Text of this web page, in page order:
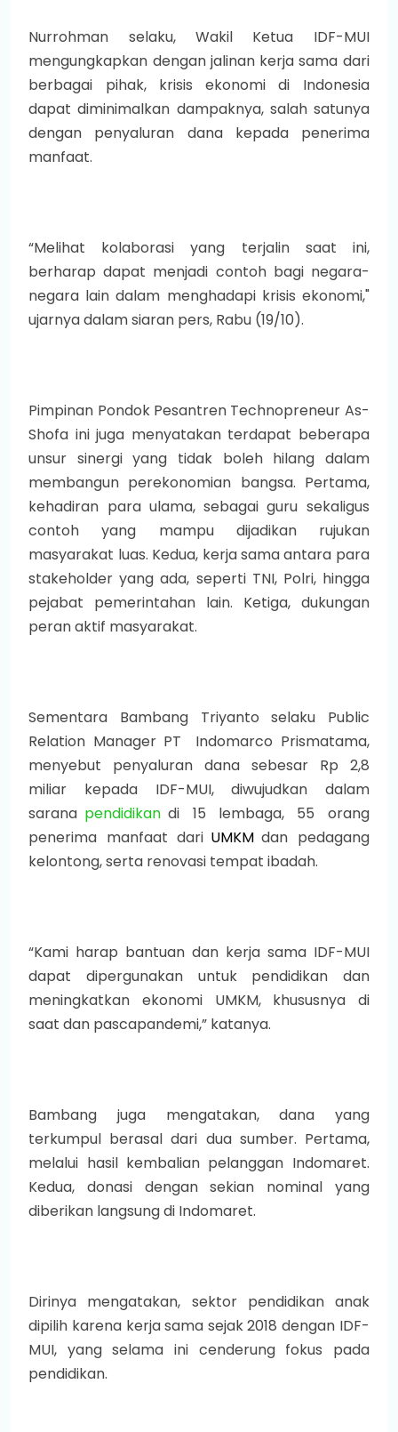
Nurrohman selaku, Wakil Ketua IDF-MUI
mengungkapkan dengan jalinan kerja sama dari
berbagai pihak, krisis ekonomi di Indonesia
dapat diminimalkan dampaknya, salah satunya
dengan penyaluran dana kepada penerima
manfaat.
“Melihat kolaborasi yang terjalin saat ini,
berharap dapat menjadi contoh bagi negara-
negara lain dalam menghadapi krisis ekonomi,"
ujarnya dalam siaran pers, Rabu (19/10).
Pimpinan Pondok Pesantren Technopreneur As-
Shofa ini juga menyatakan terdapat beberapa
unsur sinergi yang tidak boleh hilang dalam
membangun perekonomian bangsa. Pertama,
kehadiran para ulama, sebagai guru sekaligus
contoh yang mampu dijadikan rujukan
masyarakat luas. Kedua, kerja sama antara para
stakeholder yang ada, seperti TNI, Polri, hingga
pejabat pemerintahan lain. Ketiga, dukungan
peran aktif masyarakat.
Sementara Bambang Triyanto selaku Public
Relation Manager PT Indomarco Prismatama,
menyebut penyaluran dana sebesar Rp 2,8
miliar kepada IDF-MUI, diwujudkan dalam
sarana pendidikandi 15 lembaga, 55 orang
penerima manfaat dari UMKMdan pedagang
kelontong, serta renovasi tempat ibadah.
“Kami harap bantuan dan kerja sama IDF-MUI
dapat dipergunakan untuk pendidikan dan
meningkatkan ekonomi UMKM, khususnya di
saat dan pascapandemi,” katanya.
Bambang juga mengatakan, dana yang
terkumpul berasal dari dua sumber. Pertama,
melalui hasil kembalian pelanggan Indomaret.
Kedua, donasi dengan sekian nominal yang
diberikan langsung di Indomaret.
Dirinya mengatakan, sektor pendidikan anak
dipilih karena kerja sama sejak 2018 dengan IDF-
MUI, yang selama ini cenderung fokus pada
pendidikan.